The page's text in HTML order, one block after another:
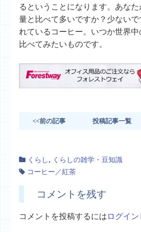
るということになります。あな
量と比べて多いですか？少ないで
れているコーヒー。いつか世界
比べてみたいものです。
<<前の記事 投稿記事一覧
くらし , くらしの雑学・豆知識
コーヒー／紅茶
コメントを残す
コメントを投稿するには ログイン